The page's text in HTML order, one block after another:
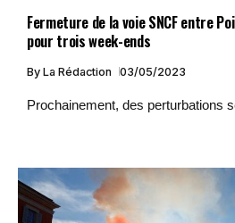
Fermeture de la voie SNCF entre
pour trois week-ends
By La Rédaction 03/05/2023
Prochainement, des perturbations